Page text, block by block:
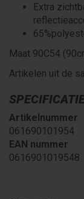
Extra
Maat 90C54
Artikelen uit de
Artikelnummer
061690101954
EAN nummer
0616901019548